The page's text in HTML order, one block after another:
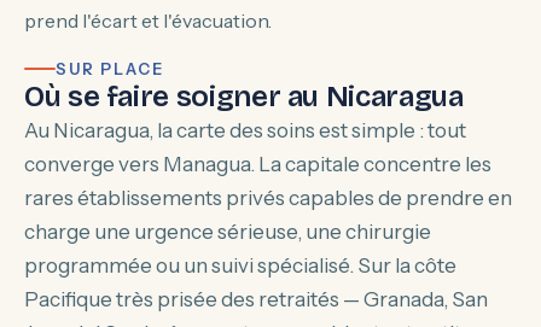
prend l'écart et l'évacuation.
SUR PLACE
Où se faire soigner au Nicaragua
Au Nicaragua, la carte des soins est simple : tout
converge vers Managua. La capitale concentre les
rares établissements privés capables de prendre en
charge une urgence sérieuse, une chirurgie
programmée ou un suivi spécialisé. Sur la côte
Pacifique très prisée des retraités — Granada, San